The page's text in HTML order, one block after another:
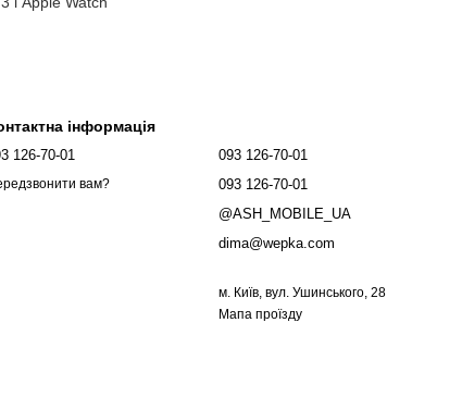
інформація
126-70-01
вам?
093 126-70-01
093 126-70-01
@ASH_MOBILE_UA
dima@wepka.com
м. Київ, вул. Ушинського, 28
Мапа проїзду